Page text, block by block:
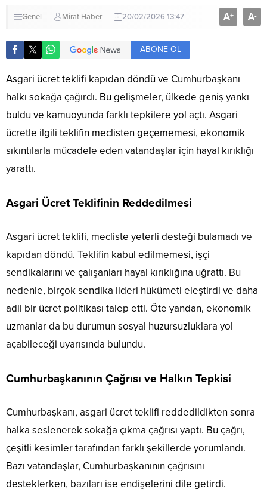
Genel Mirat Haber 20/02/2026 13:47 A+ A-
ABONE OL
Asgari ücret teklifi kapıdan döndü ve Cumhurbaşkanı
halkı sokağa çağırdı. Bu gelişmeler, ülkede geniş yankı
buldu ve kamuoyunda farklı tepkilere yol açtı. Asgari
ücretle ilgili teklifin meclisten geçememesi, ekonomik
sıkıntılarla mücadele eden vatandaşlar için hayal kırıklığı
yarattı.
Asgari Ücret Teklifinin Reddedilmesi
Asgari ücret teklifi, mecliste yeterli desteği bulamadı ve
kapıdan döndü. Teklifin kabul edilmemesi, işçi
sendikalarını ve çalışanları hayal kırıklığına uğrattı. Bu
nedenle, birçok sendika lideri hükümeti eleştirdi ve daha
adil bir ücret politikası talep etti. Öte yandan, ekonomik
uzmanlar da bu durumun sosyal huzursuzluklara yol
açabileceği uyarısında bulundu.
Cumhurbaşkanının Çağrısı ve Halkın Tepkisi
Cumhurbaşkanı, asgari ücret teklifi reddedildikten sonra
halka seslenerek sokağa çıkma çağrısı yaptı. Bu çağrı,
çeşitli kesimler tarafından farklı şekillerde yorumlandı.
Bazı vatandaşlar, Cumhurbaşkanının çağrısını
desteklerken, bazıları ise endişelerini dile getirdi.